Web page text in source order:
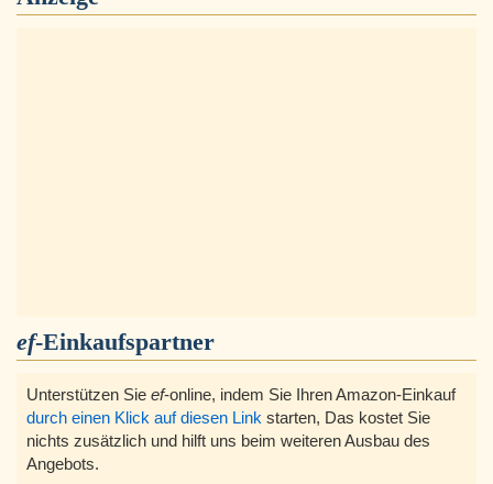
ef-Einkaufspartner
Unterstützen Sie ef-online, indem Sie Ihren Amazon-Einkauf
durch einen Klick auf diesen Link starten, Das kostet Sie
nichts zusätzlich und hilft uns beim weiteren Ausbau des
Angebots.